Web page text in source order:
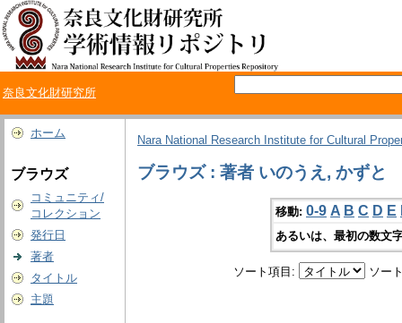
奈良文化財研究所
ホーム
ブラウズ
コミュニティ/
コレクション
発行日
著者
タイトル
主題
Nara National Research Institute for Cultural
ブラウズ : 著者 いのうえ, かずと
移動: 0-9 A B C D E
あるいは、最初の数文
ソート項目: ソー